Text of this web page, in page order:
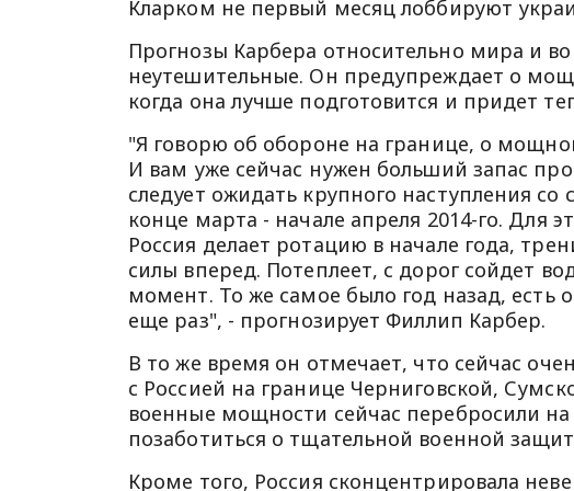
Кларком не первый месяц лоббируют
Прогнозы Карбера относительно мира и
неутешительные. Он предупреждает о
когда она лучше подготовится и придет
"Я говорю об обороне на границе, о
И вам уже сейчас нужен больший запас
следует ожидать крупного наступления
конце марта - начале апреля 2014-го. Для
Россия делает ротацию в начале года,
силы вперед. Потеплеет, с дорог сойдет
момент. То же самое было год назад, есть
еще раз", - прогнозирует Филлип Карбер.
В то же время он отмечает, что сейчас
с Россией на границе Черниговской,
военные мощности сейчас перебросили
позаботиться о тщательной военной
Кроме того, Россия сконцентрировала